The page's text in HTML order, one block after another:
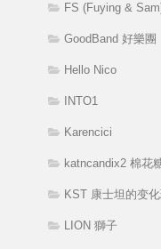
FS (Fuying &
GoodBand 好樂團
Hello Nico
INTO1
Karencici
katncandix2 棉花
KST 康士坦的变
LION 獅子